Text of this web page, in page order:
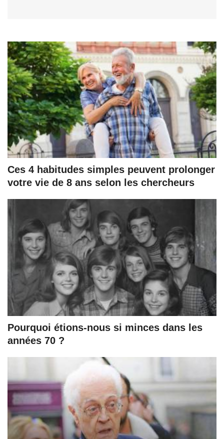
Ces 4 habitudes simples peuvent prolonger
votre vie de 8 ans selon les chercheurs
Pourquoi étions-nous si minces dans les
années 70 ?